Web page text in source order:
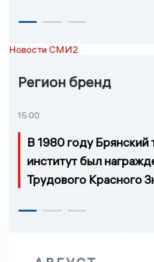
Новости СМИ2
Регион бренд
15:00
В 1980 году Брянский
институт был
Трудового Красного